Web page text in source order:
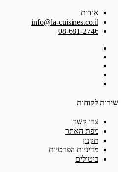
אודות
info@la-cuisines.co.il
08-681-2746
שירות לקוחות
צרו קשר
מפת האתר
תקנון
מדיניות הפרטיות
ביטולים